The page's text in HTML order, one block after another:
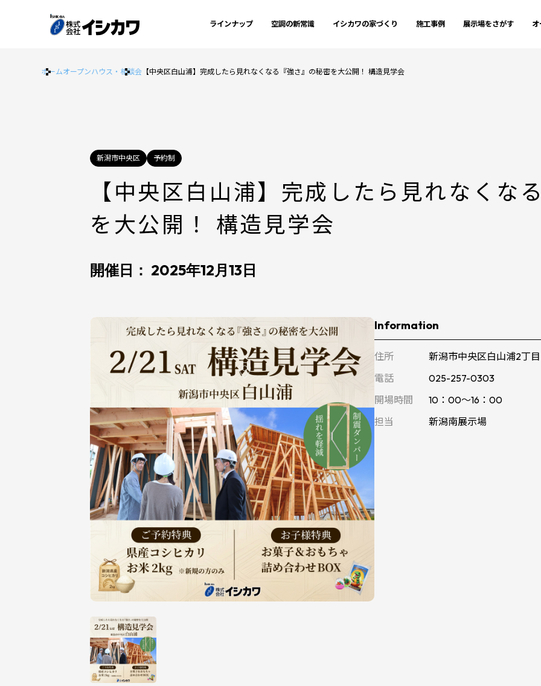
ラインナップ 空調の新常識 イシカワの家づくり 施工事例 展示場をさがす オ
ホームオープンハウス・相談会【中央区白山浦】完成したら見れなくなる『強さ』の秘密を大公開！ 構造見学会
新潟市中央区 予約制
【中央区白山浦】完成したら見れなくな
を大公開！ 構造見学会
開催日： 2025年12月13日
Information
住所
新潟市中央区白山浦2丁目
電話
025-257-0303
開場時間
10：00～16：00
担当
新潟南展示場